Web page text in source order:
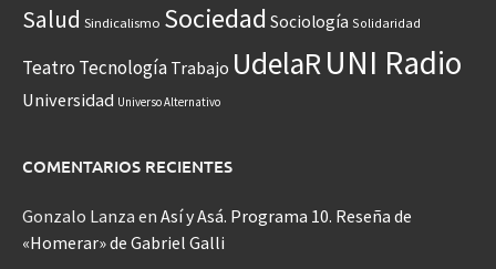
Salud Sindicalismo Sociedad Sociología Solidaridad
Teatro Tecnología Trabajo UdelaRUNI Radio
Universidad Universo Alternativo
COMENTARIOS RECIENTES
Gonzalo Lanza en Así y Asá. Programa 10. Reseña de
«Homerar» de Gabriel Galli